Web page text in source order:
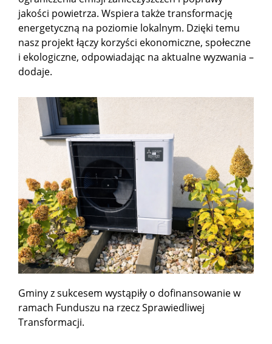
jakości powietrza. Wspiera także transformację
energetyczną na poziomie lokalnym. Dzięki temu
nasz projekt łączy korzyści ekonomiczne, społeczne
i ekologiczne, odpowiadając na aktualne wyzwania –
dodaje.
Gminy z sukcesem wystąpiły o dofinansowanie w
ramach Funduszu na rzecz Sprawiedliwej
Transformacji.